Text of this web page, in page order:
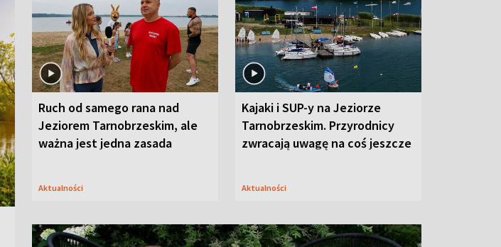
Ruch od samego rana nad
Jeziorem Tarnobrzeskim, ale
ważna jest jedna zasada
Aktualności
Kajaki i SUP-y na Jeziorze
Tarnobrzeskim. Przyrodnicy
zwracają uwagę na coś jeszcze
Aktualności